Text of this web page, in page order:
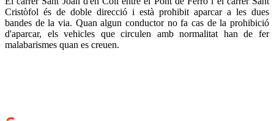
Cristòfol és de doble direcció i està prohibit aparcar a les dues
bandes de la via. Quan algun conductor no fa cas de la prohibició
d'aparcar, els vehicles que circulen amb normalitat han de fer
malabarismes quan es creuen.